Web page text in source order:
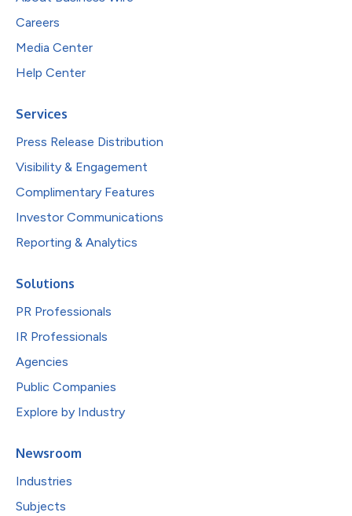
Careers
Media Center
Help Center
Services
Press Release Distribution
Visibility & Engagement
Complimentary Features
Investor Communications
Reporting & Analytics
Solutions
PR Professionals
IR Professionals
Agencies
Public Companies
Explore by Industry
Newsroom
Industries
Subjects